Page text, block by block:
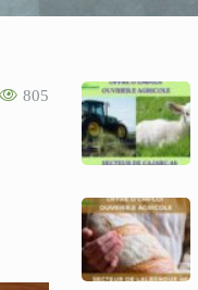
805